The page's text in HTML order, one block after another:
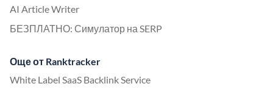
AI Article Writer
БЕЗПЛАТНО: Симулатор на SERP
Още от Ranktracker
White Label SaaS Backlink Service